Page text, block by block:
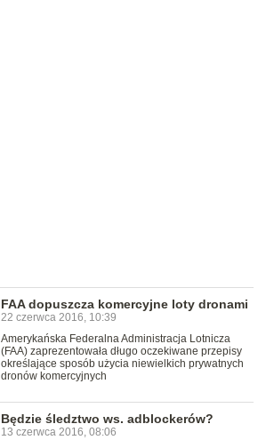
FAA dopuszcza komercyjne loty dronami
22 czerwca 2016, 10:39
Amerykańska Federalna Administracja Lotnicza
(FAA) zaprezentowała długo oczekiwane przepisy
określające sposób użycia niewielkich prywatnych
dronów komercyjnych
Będzie śledztwo ws. adblockerów?
13 czerwca 2016, 08:06